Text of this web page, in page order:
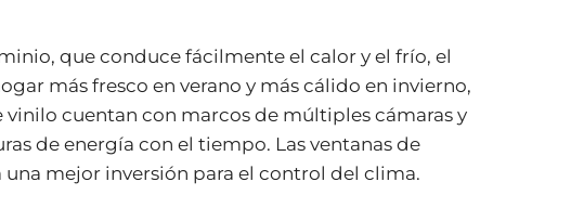
que conduce fácilmente el calor y el frío, el
más fresco en verano y más cálido en invierno,
cuentan con marcos de múltiples cámaras y
de energía con el tiempo. Las ventanas de
mejor inversión para el control del clima.